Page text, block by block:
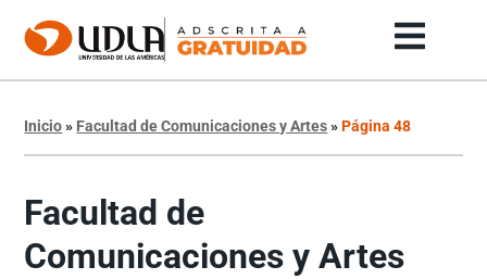
Inicio» Facultad de Comunicaciones y Artes»Página 48
Facultad de
Comunicaciones y Artes